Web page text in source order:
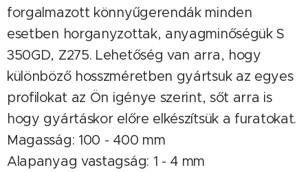
forgalmazott könnyűgerendák minden
esetben horganyzottak, anyagminőségük S
350GD, Z275. Lehetőség van arra, hogy
különböző hosszméretben gyártsuk az egyes
profilokat az Ön igénye szerint, sőt arra is
hogy gyártáskor előre elkészítsük a furatokat.
Magasság: 100 - 400 mm
Alapanyag vastagság: 1 - 4 mm